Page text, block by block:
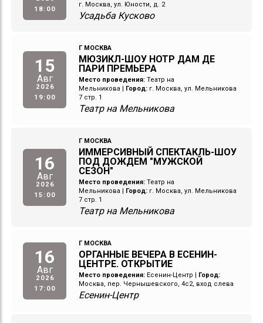
18:00
г. Москва, ул. Юности, д. 2
Усадьба Кусково
15
Авг
2026
19:00
Г МОСКВА
МЮЗИКЛ-ШОУ НОТР ДАМ ДЕ
ПАРИ ПРЕМЬЕРА
Место проведения: Театр на
Мельникова
Город: г. Москва, ул. Мельникова
7 стр. 1
Театр на Мельникова
16
Авг
2026
15:00
Г МОСКВА
ИММЕРСИВНЫЙ СПЕКТАКЛЬ-ШОУ
ПОД ДОЖДЕМ "МУЖСКОЙ
СЕЗОН"
Место проведения: Театр на
Мельникова
Город: г. Москва, ул. Мельникова
7 стр. 1
Театр на Мельникова
16
Авг
2026
17:00
Г МОСКВА
ОРГАННЫЕ ВЕЧЕРА В ЕСЕНИН-
ЦЕНТРЕ. ОТКРЫТИЕ
Место проведения: Есенин-Центр
Город:
Москва, пер. Чернышевского, 4с2, вход слева
Есенин-Центр